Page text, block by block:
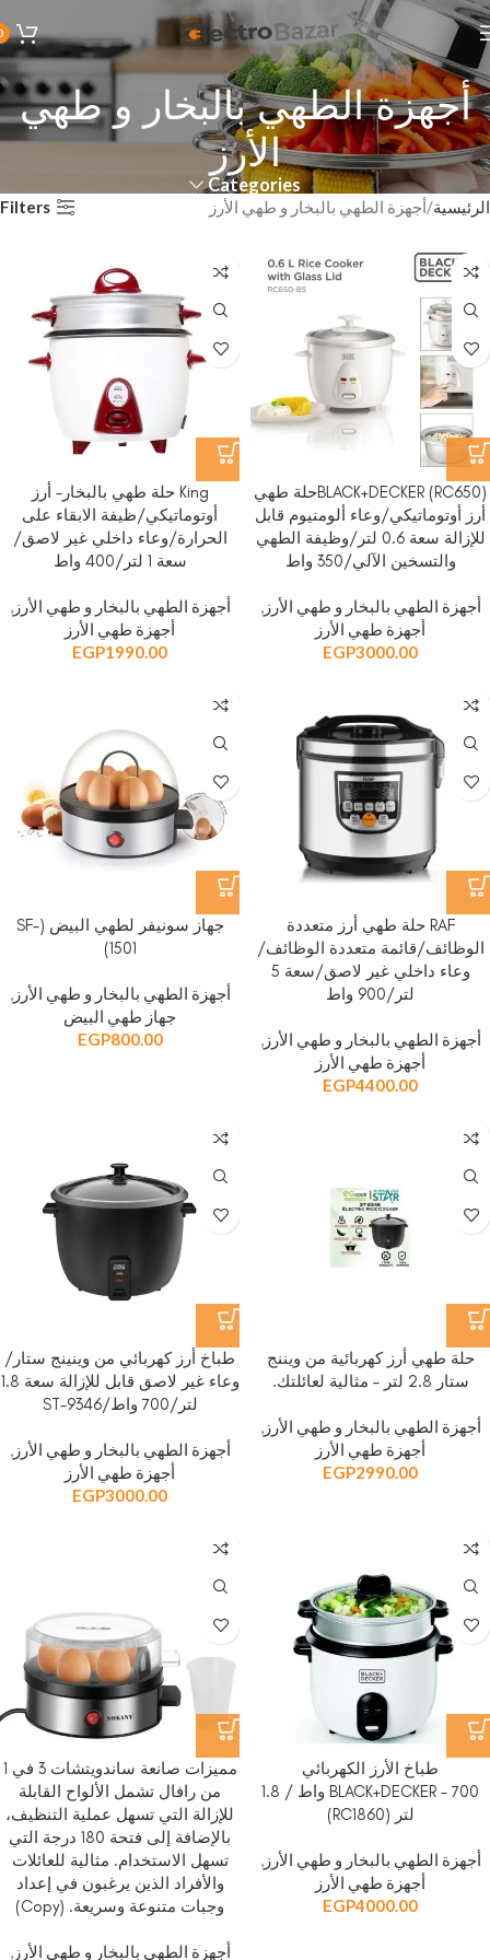
أجهزة الطهي بالبخار و طهي
الأرز
Categories
الرئيسية أجهزة الطهي بالبخار و طهي الأرز Filters
BLACK+DECKER (RC650)حلة طهي
أرز أوتوماتيكي/وعاء ألومنيوم قابل
للإزالة سعة 0.6 لتر/وظيفة الطهي
والتسخين الآلي/350 واط
أجهزة الطهي بالبخار و طهي الأرز,
أجهزة طهي الأرز
EGP3000.00
King حلة طهي بالبخار- أرز
أوتوماتيكي/ظيفة الابقاء على
الحرارة/وعاء داخلي غير لاصق/
سعة 1 لتر/400 واط
أجهزة الطهي بالبخار و طهي الأرز,
أجهزة طهي الأرز
EGP1990.00
RAF حلة طهي أرز متعددة
الوظائف/قائمة متعددة الوظائف/
وعاء داخلي غير لاصق/سعة 5
لتر/900 واط
أجهزة الطهي بالبخار و طهي الأرز,
أجهزة طهي الأرز
EGP4400.00
جهاز سونيفر لطهي البيض (SF-
1501)
أجهزة الطهي بالبخار و طهي الأرز,
جهاز طهي البيض
EGP800.00
حلة طهي أرز كهربائية من ويننج
ستار 2.8 لتر – مثالية لعائلتك.
أجهزة الطهي بالبخار و طهي الأرز,
أجهزة طهي الأرز
EGP2990.00
طباخ أرز كهربائي من وينينج ستار/
وعاء غير لاصق قابل للإزالة سعة 1.8
لتر/700 واط/ST-9346
أجهزة الطهي بالبخار و طهي الأرز,
أجهزة طهي الأرز
EGP3000.00
طباخ الأرز الكهربائي
BLACK+DECKER – 700 واط / 1.8
لتر (RC1860)
أجهزة الطهي بالبخار و طهي الأرز,
أجهزة طهي الأرز
EGP4000.00
مميزات صانعة ساندويتشات 3 في 1
من رافال تشمل الألواح القابلة
للإزالة التي تسهل عملية التنظيف،
بالإضافة إلى فتحة 180 درجة التي
تسهل الاستخدام. مثالية للعائلات
والأفراد الذين يرغبون في إعداد
وجبات متنوعة وسريعة. (Copy)
أجهزة الطهي بالبخار و طهي الأرز,